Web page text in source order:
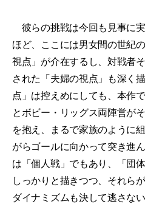
彼らの挑戦は今回も見事に
ほど、ここには男女間の世紀
視点」が介在するし、対戦者
された「夫婦の視点」も深く
点」は控えめにしても、本作
とボビー・リッグス両陣営が
を抱え、まるで家族のように
がらゴールに向かって突き進
は「個人戦」でもあり、「団
しっかりと描きつつ、それら
ダイナミズムも決して逃さな